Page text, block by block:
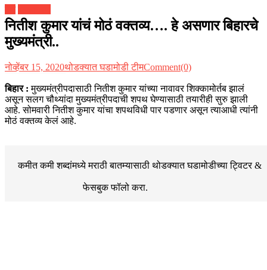
नितीश कुमार यांचं मोठं वक्तव्य…. हे असणार बिहारचे
मुख्यमंत्री..
नोव्हेंबर 15, 2020थोडक्यात घडामोडी टीमComment(0)
बिहार : मुख्यमंत्रीपदासाठी नितीश कुमार यांच्या नावावर शिक्कामोर्तब झालं
असून सलग चौथ्यांदा मुख्यमंत्रीपदाची शपथ घेण्यासाठी तयारीही सुरु झाली
आहे. सोमवारी नितीश कुमार यांचा शपथविधी पार पडणार असून त्याआधी त्यांनी
मोठं वक्तव्य केलं आहे.
कमीत कमी शब्दांमध्ये मराठी बातम्यासाठी थोडक्यात घडामोडीच्याट्विटर &
फेसबुकफॉलो करा.